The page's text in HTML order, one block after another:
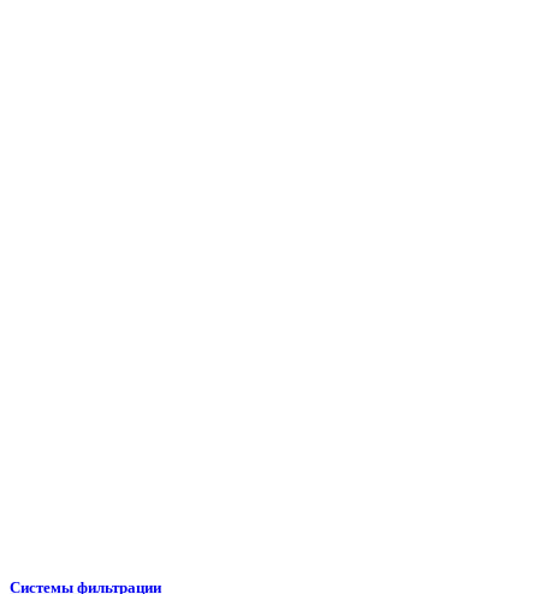
Системы фильтрации